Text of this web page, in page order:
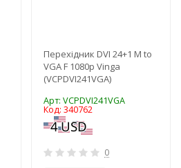
Перехідник DVI 24+1 M to
VGA F 1080p Vinga
(VCPDVI241VGA)
Арт: VCPDVI241VGA
Код: 340762
0